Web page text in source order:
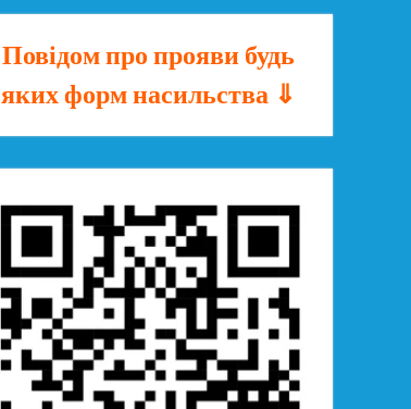
Повідом про прояви будь
яких форм насильства ⇓